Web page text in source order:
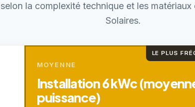
la complexité technique et les
Solaires.
LE PLUS
MOYENNE
Installation 6 kWc
puissance)